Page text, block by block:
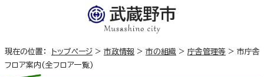
現在の位置： トップページ > 市政情報 > 市の組織 > 庁舎管理等 > 市庁舎
フロア案内(全フロア一覧)